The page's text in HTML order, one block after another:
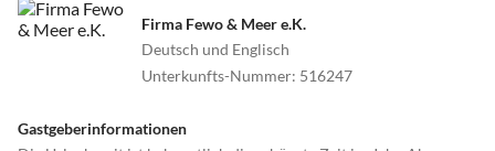
Firma Fewo & Meer e.K.
Deutsch und Englisch
Unterkunfts-Nummer: 516247
Gastgeberinformationen